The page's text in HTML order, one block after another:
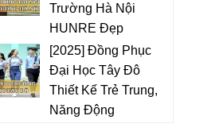
Trường Hà Nội
HUNRE Đẹp
[2025] Đồng Phục
Đại Học Tây Đô
Thiết Kế Trẻ Trung,
Năng Động